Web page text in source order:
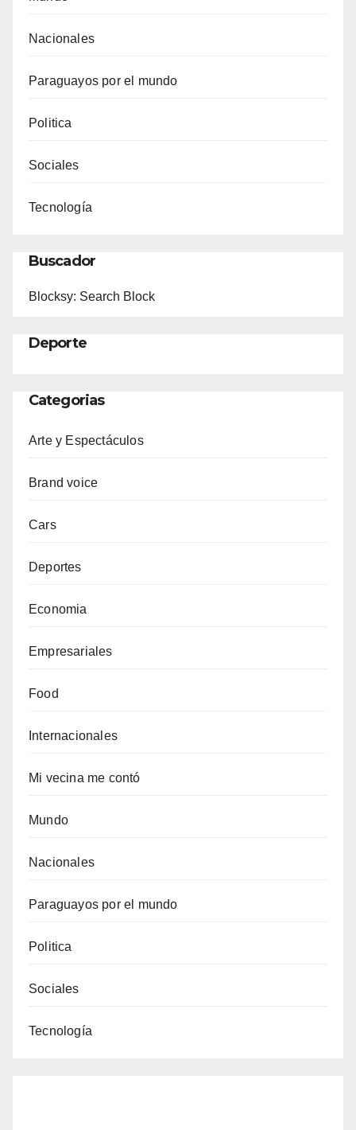
Nacionales
Paraguayos por el mundo
Politica
Sociales
Tecnología
Buscador
Blocksy: Search Block
Deporte
Categorias
Arte y Espectáculos
Brand voice
Cars
Deportes
Economia
Empresariales
Food
Internacionales
Mi vecina me contó
Mundo
Nacionales
Paraguayos por el mundo
Politica
Sociales
Tecnología